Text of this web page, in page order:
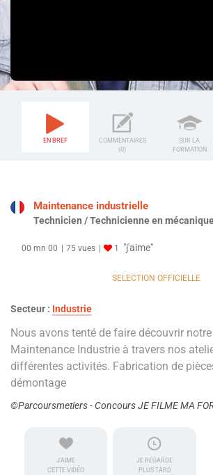
EN BREF
COMMENTAIRES
(0)
SUR LA
FORMATION
Maintenance industrielle
Technicien / Technicienne en
00 mn 00 75 vues 1 "j'aime"
SELECTION OFFICIELLE
Secteur : Industrie
Nous avons tenté de faire découvrir
Maintenance Industrie à travers nos
différentes activités. Fabrication de
démontage
©Parcoursmetiers - Concours JE FILME MA
J'AIME
CETTE VIDÉO
JE REGARDE
PLUS TARD